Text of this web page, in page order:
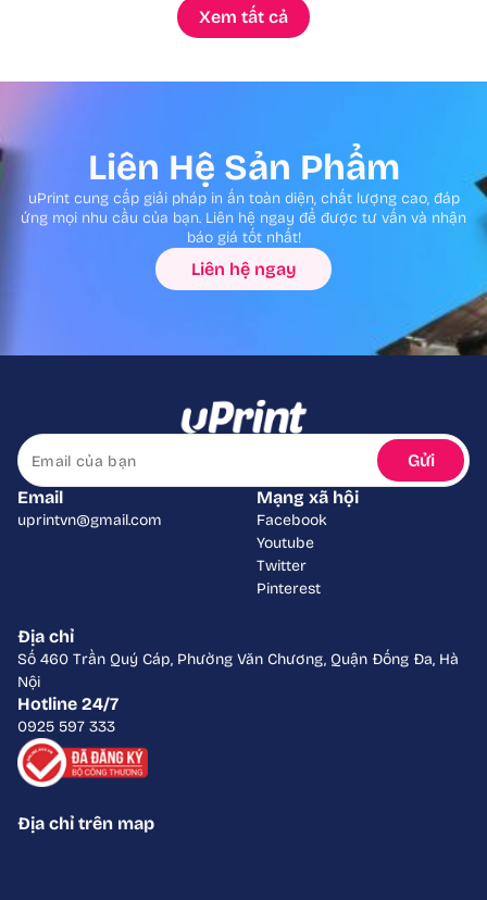
Xem tất cả
Liên Hệ Sản Phẩm
uPrint cung cấp giải pháp in ấn toàn diện, chất lượng cao, đáp
ứng mọi nhu cầu của bạn. Liên hệ ngay để được tư vấn và nhận
báo giá tốt nhất!
Liên hệ ngay
Gửi
Địa chỉ
Số 460 Trần Quý Cáp, Phường Văn Chương, Quận Đống Đa, Hà
Nội
Hotline 24/7
0925 597 333
Email
uprintvn@gmail.com
Mạng xã hội
Facebook
Youtube
Twitter
Pinterest
Địa chỉ trên map